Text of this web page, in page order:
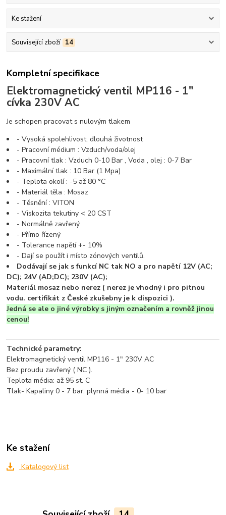
Ke stažení
Související zboží 14
Kompletní specifikace
Elektromagnetický ventil MP116 - 1"
cívka 230V AC
Je schopen pracovat s nulovým tlakem
- Vysoká spolehlivost, dlouhá životnost
- Pracovní médium : Vzduch/voda/olej
- Pracovní tlak : Vzduch 0-10 Bar , Voda , olej : 0-7 Bar
- Maximální tlak : 10 Bar (1 Mpa)
- Teplota okolí : -5 až 80 °C
- Materiál těla : Mosaz
- Těsnění : VITON
- Viskozita tekutiny < 20 CST
- Normálně zavřený
- Přímo řízený
- Tolerance napětí +- 10%
- Dají se použít i místo zónových ventilů.
Dodávají se jak s funkcí NC tak NO a pro napětí 12V (AC;
DC); 24V (AD;DC); 230V (AC);
Materiál mosaz nebo nerez ( nerez je vhodný i pro pitnou
vodu. certifikát z České zkušebny je k dispozici ).
Jedná se ale o jiné výrobky s jiným označením a rovněž jinou
cenou!
Technické parametry:
Elektromagnetický ventil MP116 - 1" 230V AC
Bez proudu zavřený ( NC ).
Teplota média: až 95 st. C
Tlak- Kapaliny 0 - 7 bar, plynná média - 0- 10 bar
Ke stažení
Katalogový list